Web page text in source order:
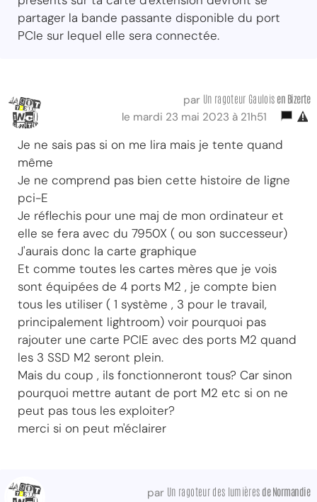
partager la bande passante disponible du port
PCIe sur lequel elle sera connectée.
par Un ragoteur Gaulois en Bizerte
le mardi 23 mai 2023 à 21h51
Je ne sais pas si on me lira mais je tente quand
même
Je ne comprend pas bien cette histoire de ligne
pci-E
Je réflechis pour une maj de mon ordinateur et
elle se fera avec du 7950X ( ou son successeur)
J'aurais donc la carte graphique
Et comme toutes les cartes mères que je vois
sont équipées de 4 ports M2 , je compte bien
tous les utiliser ( 1 système , 3 pour le travail,
principalement lightroom) voir pourquoi pas
rajouter une carte PCIE avec des ports M2 quand
les 3 SSD M2 seront plein.
Mais du coup , ils fonctionneront tous? Car sinon
pourquoi mettre autant de port M2 etc si on ne
peut pas tous les exploiter?
merci si on peut m'éclairer
par Un ragoteur des lumières de Normandie